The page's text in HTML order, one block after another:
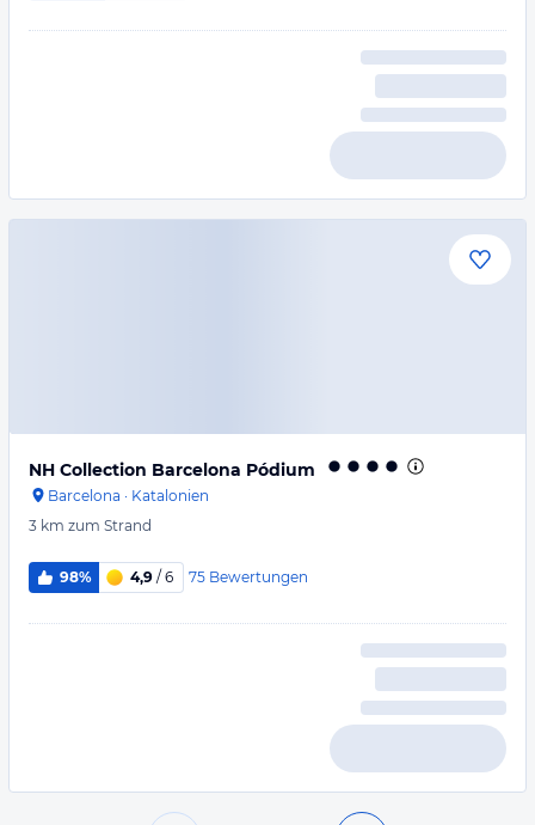
NH Collection Barcelona Pódium
Barcelona · Katalonien
3 km zum Strand
98% 4,9 / 6 75 Bewertungen